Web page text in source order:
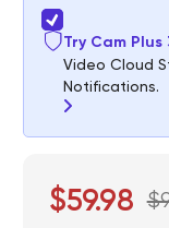
Try Cam Plus
Video Cloud
Notifications.
$59.98